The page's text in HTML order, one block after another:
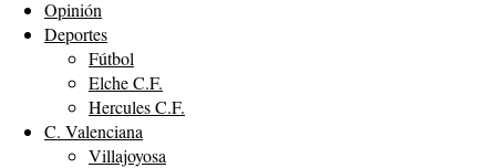
Opinión
Deportes
Fútbol
Elche C.F.
Hercules C.F.
C. Valenciana
Villajoyosa